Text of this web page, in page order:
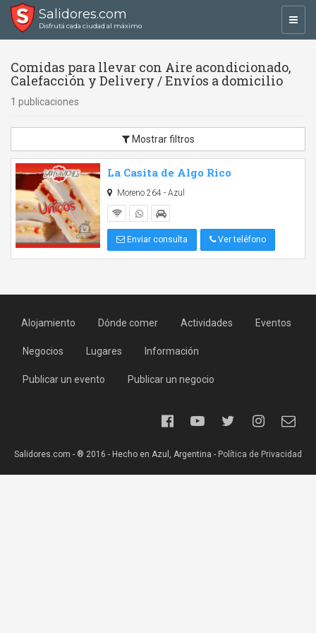
Salidores.com
Disfrutá cada ciudad al máximo
Comidas para llevar con Aire acondicionado,
Calefacción y Delivery / Envíos a domicilio
1 publicaciones
Mostrar filtros
La Casita de Algo Rico
Moreno 264 - Azul
Enviar consulta Ver teléfono
Alojamiento Dónde comer Actividades Eventos
Negocios Lugares Información
Publicar un evento Publicar un negocio
Salidores.com - ® 2016 - Hecho en Azul, Argentina - Política de Privacidad